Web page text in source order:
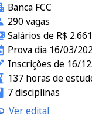
Banca FCC
290 vagas
Salários de R$
Prova dia 16/03/
Inscrições de 16/
137 horas de
7 disciplinas
Ver edital